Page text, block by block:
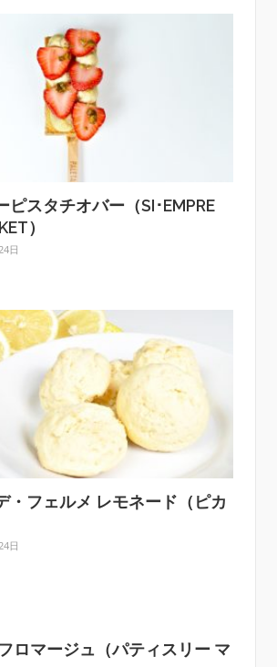
ピスタチオバー（SI･EMPRE
）
日
・フェルメ レモネード（ピカ
日
ロマージュ（パティスリー マ